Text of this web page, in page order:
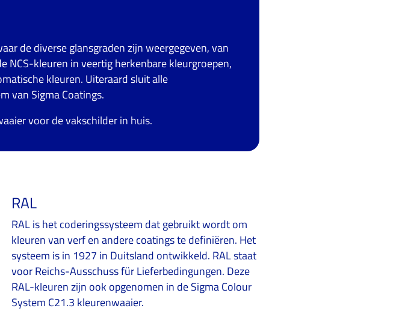
de diverse glansgraden zijn weergegeven, van
NCS-kleuren in veertig herkenbare kleurgroepen,
kleuren. Uiteraard sluit alle
van Sigma Coatings.
voor de vakschilder in huis.
RAL
RAL is het coderingssysteem dat gebruikt wordt om
kleuren van verf en andere coatings te definiëren. Het
systeem is in 1927 in Duitsland ontwikkeld. RAL staat
voor Reichs-Ausschuss für Lieferbedingungen. Deze
RAL-kleuren zijn ook opgenomen in de Sigma Colour
System C21.3 kleurenwaaier.